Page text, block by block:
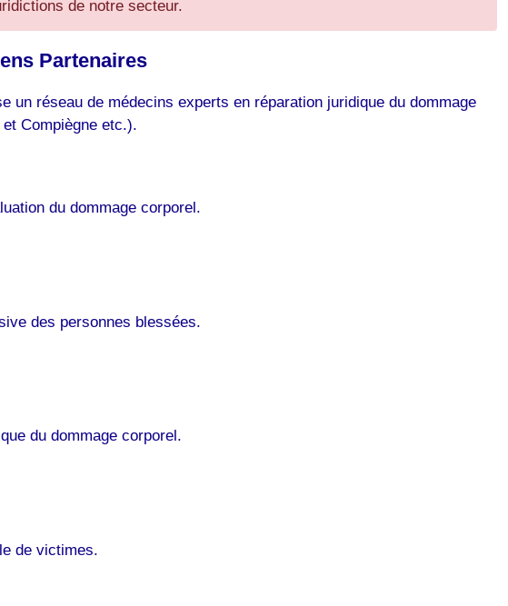
de notre secteur.
Partenaires
un réseau de médecins experts en réparation juridique du dommage
Compiègne etc.).
du dommage corporel.
des personnes blessées.
du dommage corporel.
de victimes.